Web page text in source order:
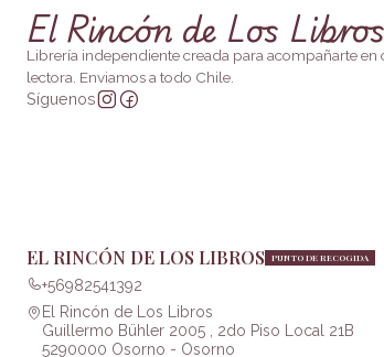
El Rincón de Los Libros
Librería independiente creada para acompañarte en
lectora. Enviamos a todo Chile.
Síguenos
EL RINCÓN DE LOS LIBROS PUNTO DE RECOGIDA
+56982541392
El Rincón de Los Libros
Guillermo Bühler 2005 , 2do Piso Local 21B
5290000 Osorno - Osorno